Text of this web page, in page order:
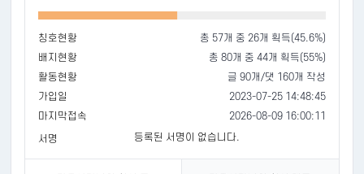
칭호현황
총 57개 중 26개 획득(45.6%)
배지현황
총 80개 중 44개 획득(55%)
활동현황
글 90개/댓 160개 작성
가입일
2023-07-25 14:48:45
마지막접속
2026-08-09 16:00:11
서명
등록된 서명이 없습니다.